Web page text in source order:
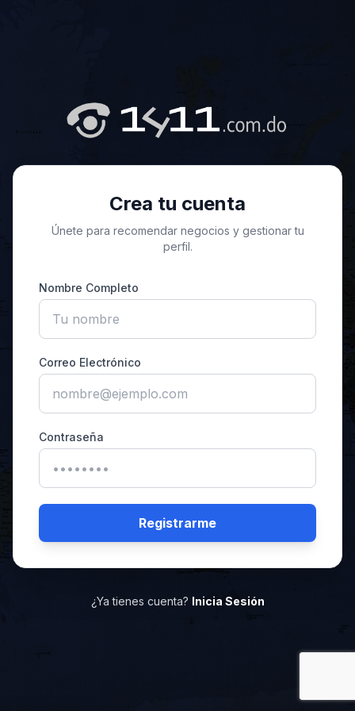
Crea tu cuenta
Únete para recomendar negocios y gestionar tu
perfil.
Nombre Completo
Correo Electrónico
Contraseña
Registrarme
¿Ya tienes cuenta? Inicia Sesión